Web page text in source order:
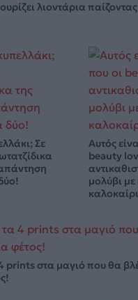
λιοντάρια
Σε
Αυτός
beauty
μολύβι
καλοκαίρι
prints στα μαγιό που θα